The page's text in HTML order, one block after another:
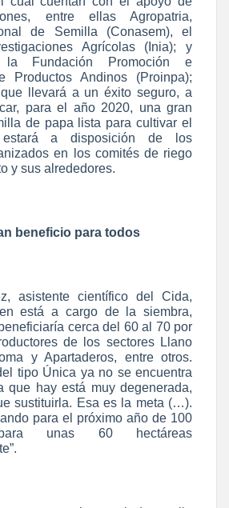
entre ellas Agropatria,
de Semilla (Conasem), el
Agrícolas (Inia); y
Fundación Promoción e
Productos Andinos (Proinpa);
llevará a un éxito seguro, a
para el año 2020, una gran
de papa lista para cultivar el
a disposición de los
en los comités de riego
y sus alrededores.
beneficio para todos
asistente científico del Cida,
está a cargo de la siembra,
cerca del 60 al 70 por
de los sectores Llano
y Apartaderos, entre otros.
tipo Única ya no se encuentra
que hay está muy degenerada,
sustituirla. Esa es la meta (…).
para el próximo año de 100
unas 60 hectáreas